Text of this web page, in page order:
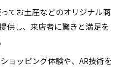
てお土産などのオリジナル商
供し、来店者に驚きと満足を
ョッピング体験や、AR技術を